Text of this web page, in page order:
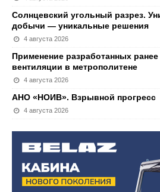
Солнцевский угольный разрез.
добычи — уникальные решения
4 августа 2026
Применение разработанных
вентиляции в метрополитене
4 августа 2026
АНО «НОИВ». Взрывной прогресс
4 августа 2026